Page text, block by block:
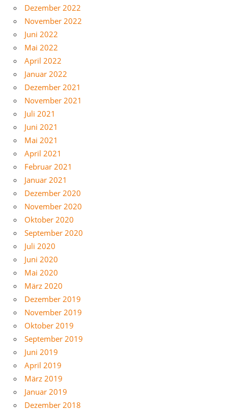
Dezember 2022
November 2022
Juni 2022
Mai 2022
April 2022
Januar 2022
Dezember 2021
November 2021
Juli 2021
Juni 2021
Mai 2021
April 2021
Februar 2021
Januar 2021
Dezember 2020
November 2020
Oktober 2020
September 2020
Juli 2020
Juni 2020
Mai 2020
März 2020
Dezember 2019
November 2019
Oktober 2019
September 2019
Juni 2019
April 2019
März 2019
Januar 2019
Dezember 2018